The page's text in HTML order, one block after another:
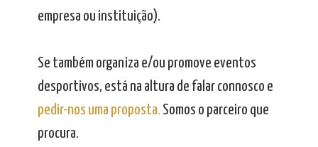
empresa ou instituição).
Se também organiza e/ou promove eventos
desportivos, está na altura de falar connosco e
pedir-nos uma proposta. Somos o parceiro que
procura.